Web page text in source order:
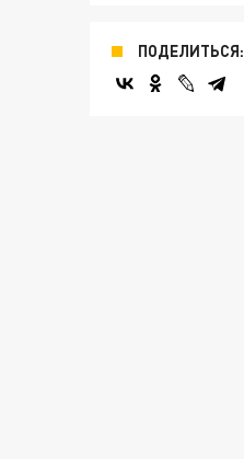
ПОДЕЛИТЬСЯ: